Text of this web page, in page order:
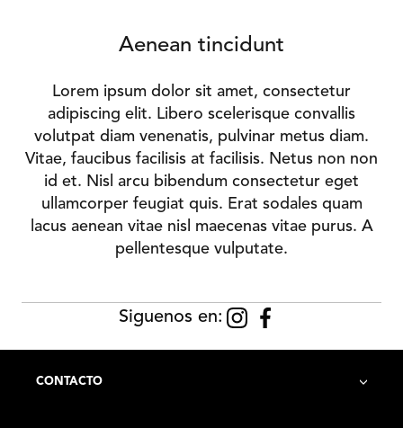
Aenean tincidunt
Lorem ipsum dolor sit amet, consectetur
adipiscing elit. Libero scelerisque convallis
volutpat diam venenatis, pulvinar metus diam.
Vitae, faucibus facilisis at facilisis. Netus non non
id et. Nisl arcu bibendum consectetur eget
ullamcorper feugiat quis. Erat sodales quam
lacus aenean vitae nisl maecenas vitae purus. A
pellentesque vulputate.
Siguenos en:
CONTACTO